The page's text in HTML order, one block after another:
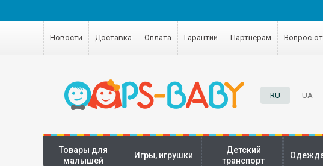
Новости Доставка Оплата Гарантии Партнерам Вопрос-
RU UA
Товары для
малышей
Игры, игрушки
Детский
транспорт